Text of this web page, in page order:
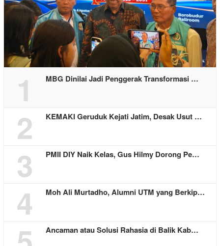
1 MBG Dinilai Jadi Penggerak Transformasi …
2 KEMAKI Geruduk Kejati Jatim, Desak Usut …
3 PMII DIY Naik Kelas, Gus Hilmy Dorong Pe…
4 Moh Ali Murtadho, Alumni UTM yang Berkip…
Ancaman atau Solusi Rahasia di Balik Kab…